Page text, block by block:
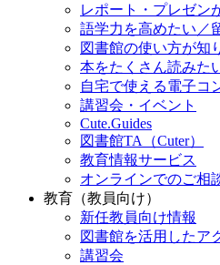
レポート・プレゼン
語学力を高めたい／
図書館の使い方が知
本をたくさん読みた
自宅で使える電子コ
講習会・イベント
Cute.Guides
図書館TA（Cuter）
教育情報サービス
オンラインでのご相
教育（教員向け）
新任教員向け情報
図書館を活用したア
講習会